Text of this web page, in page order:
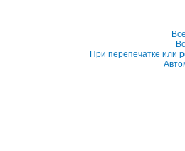
При перепечатке или